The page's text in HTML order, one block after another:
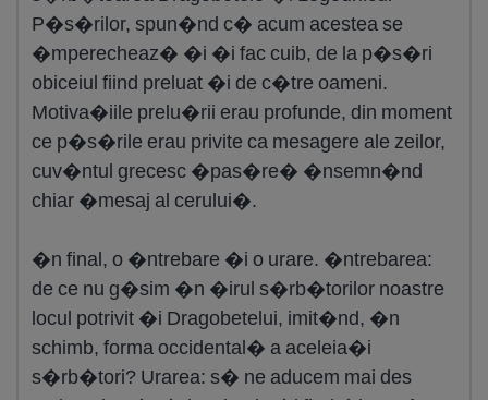
P�s�rilor, spun�nd c� acum acestea se
�mperecheaz� �i �i fac cuib, de la p�s�ri
obiceiul fiind preluat �i de c�tre oameni.
Motiva�iile prelu�rii erau profunde, din moment
ce p�s�rile erau privite ca mesagere ale zeilor,
cuv�ntul grecesc �pas�re� �nsemn�nd
chiar �mesaj al cerului�.
�n final, o �ntrebare �i o urare. �ntrebarea:
de ce nu g�sim �n �irul s�rb�torilor noastre
locul potrivit �i Dragobetelui, imit�nd, �n
schimb, forma occidental� a aceleia�i
s�rb�tori? Urarea: s� ne aducem mai des